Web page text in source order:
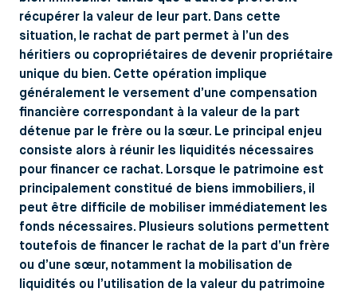
récupérer la valeur de leur part. Dans cette
situation, le rachat de part permet à l’un des
héritiers ou copropriétaires de devenir propriétaire
unique du bien. Cette opération implique
généralement le versement d’une compensation
financière correspondant à la valeur de la part
détenue par le frère ou la sœur. Le principal enjeu
consiste alors à réunir les liquidités nécessaires
pour financer ce rachat. Lorsque le patrimoine est
principalement constitué de biens immobiliers, il
peut être difficile de mobiliser immédiatement les
fonds nécessaires. Plusieurs solutions permettent
toutefois de financer le rachat de la part d’un frère
ou d’une sœur, notamment la mobilisation de
liquidités ou l’utilisation de la valeur du patrimoine